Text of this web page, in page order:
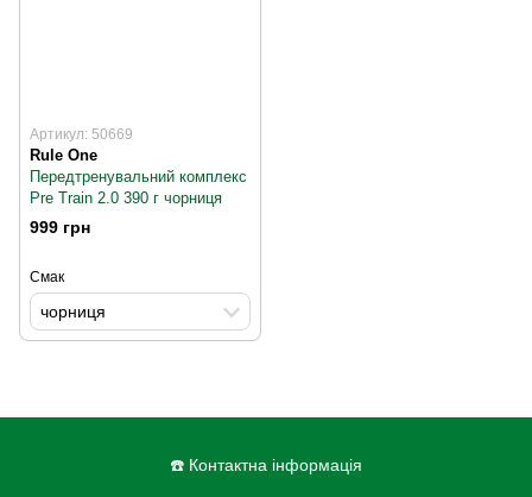
Артикул: 50669
Rule One
Передтренувальний комплекс
Pre Train 2.0 390 г чорниця
999 грн
Смак
чорниця
☎️ Контактна інформація